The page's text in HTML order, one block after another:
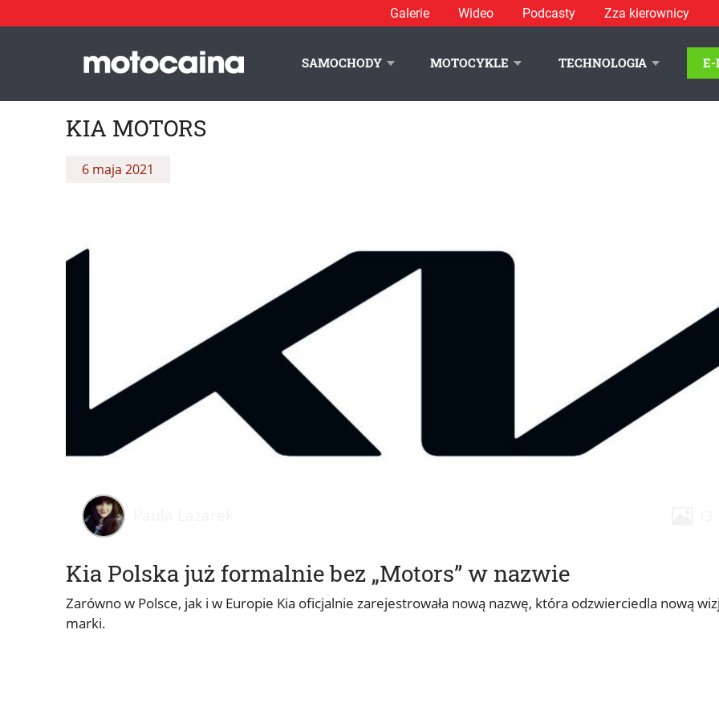
Galerie Wideo Podcasty Zza kierownicy
SAMOCHODY MOTOCYKLE TECHNOLOGIA E-
KIA MOTORS
Kia Polska już formalnie bez „Motors” w nazwie
6 maja 2021
Zarówno w Polsce, jak i w Europie Kia oficjalnie zarejestrowała nową nazwę, która odzwierciedla nową
marki.